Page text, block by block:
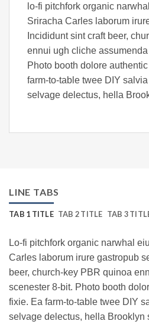
lo-fi pitchfork organic
Sriracha Carles laborum
Incididunt sint craft beer,
ennui ugh cliche
Photo booth dolore
farm-to-table twee DIY
selvage delectus, hella
LINE TABS
TAB 1 TITLE TAB 2 TITLE TAB 3
Lo-fi pitchfork organic narwhal
Carles laborum irure gastropub
beer, church-key PBR quinoa
scenester 8-bit. Photo booth
fixie. Ea farm-to-table twee DIY
selvage delectus, hella Brooklyn